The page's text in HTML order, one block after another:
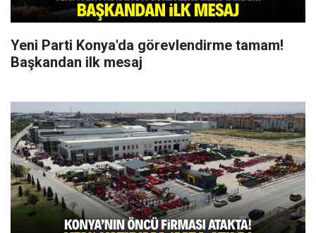
Yeni Parti Konya'da görevlendirme tamam!
Başkandan ilk mesaj